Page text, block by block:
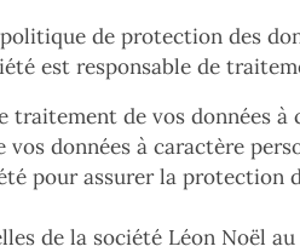
de protection des
est responsable de
traitement de vos données à
données à caractère
pour assurer la
de la société Léon Noël